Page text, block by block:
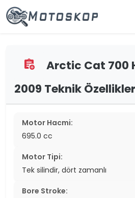
assignment_add
Arctic Cat 700
2009 Teknik Özellikler
Motor Hacmi:
695.0 cc
Motor Tipi:
Tek silindir, dört zamanlı
Bore Stroke: